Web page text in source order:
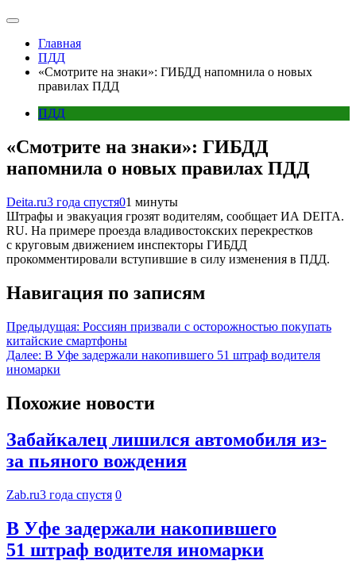
Главная
ПДД
«Смотрите на знаки»: ГИБДД напомнила о новых
правилах ПДД
ПДД
«Смотрите на знаки»: ГИБДД
напомнила о новых правилах ПДД
Deita.ru3 года спустя01 минуты
Штрафы и эвакуация грозят водителям, сообщает ИА DEITA.
RU. На примере проезда владивостокских перекрестков
с круговым движением инспекторы ГИБДД
прокомментировали вступившие в силу изменения в ПДД.
Навигация по записям
Предыдущая: Россиян призвали с осторожностью покупать
китайские смартфоны
Далее: В Уфе задержали накопившего 51 штраф водителя
иномарки
Похожие новости
Забайкалец лишился автомобиля из-
за пьяного вождения
Zab.ru3 года спустя 0
В Уфе задержали накопившего
51 штраф водителя иномарки